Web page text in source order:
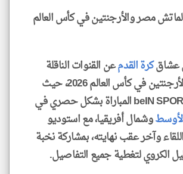
لماتش مصر والأرجنتين في كأس العالم
عشاقكرة القدمعن القنوات الناقلة
لماتش مصر والأرجنتين في كأس العالم 2026، حيث
تنقل شبكة beIN SPORTS المباراة بشكل حصري في
وشمال أفريقيا، مع استوديو
وآخر عقب نهايته، بمشاركة نخبة
الكروي لتغطية جميع التفاصيل.